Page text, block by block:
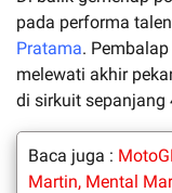
pada performa
Pratama.
melewati akhir
di sirkuit sepanjang
Baca juga :
Martin, Mental